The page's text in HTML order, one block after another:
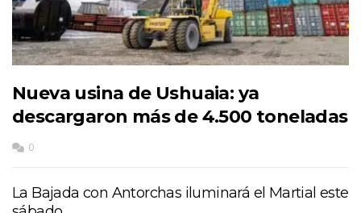
Nueva usina de Ushuaia: ya
descargaron más de 4.500 toneladas
0
La Bajada con Antorchas iluminará el Martial este